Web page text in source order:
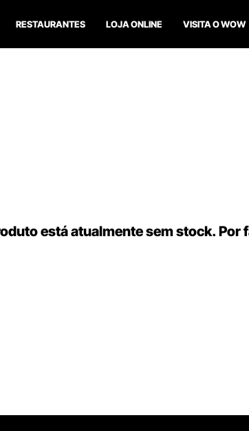
RESTAURANTES LOJA ONLINE VISITA O WOW
está atualmente sem stock. Por